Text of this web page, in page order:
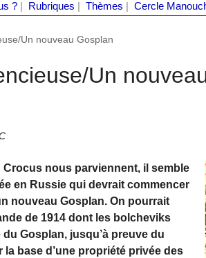
?| Rubriques Thèmes Cercle
Un nouveau Gosplan
Un
nous parviennent, il semble
en Russie qui devrait commencer
nouveau Gosplan. On pourrait
de 1914 dont les bolcheviks
Gosplan, jusqu’à preuve du
base d’une propriété privée des